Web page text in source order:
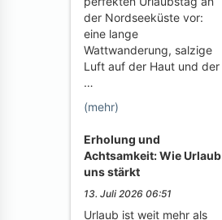
der Nordseeküste vor:
eine lange
Wattwanderung, salzige
Luft auf der Haut und der
…
(mehr)
Erholung und
Achtsamkeit: Wie Urlaub
uns stärkt
13. Juli 2026 06:51
Urlaub ist weit mehr als